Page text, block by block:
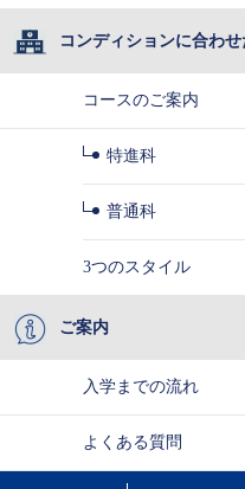
コンディションに合わ
コースのご案内
特進科
普通科
3つのスタイル
ご案内
入学までの流れ
よくある質問